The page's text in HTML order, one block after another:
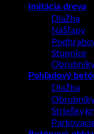
Imitácia dreva
Dlažba
Nášľapy
Stupnice
Pohľadový
Dlažba